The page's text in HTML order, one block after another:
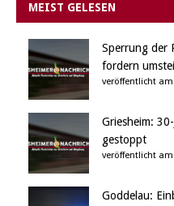
MEIST GELESEN
Sperrung der
fordern
veröffentlicht am
Griesheim:
gestoppt
veröffentlicht am
Goddelau: